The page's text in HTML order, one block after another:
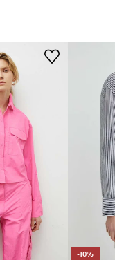
-10%